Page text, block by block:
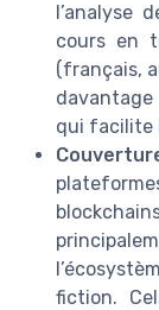
l’analyse
cours en
(français,
qui facilite
fiction.